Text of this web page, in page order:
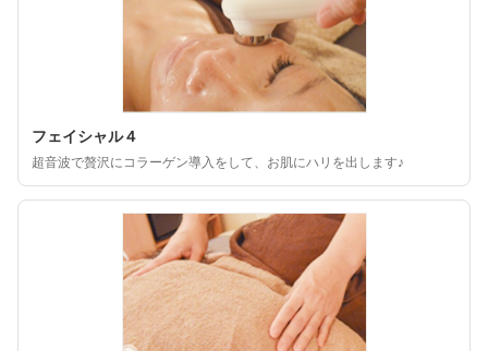
フェイシャル４
超音波で贅沢にコラーゲン導入をして、お肌にハリを出します♪